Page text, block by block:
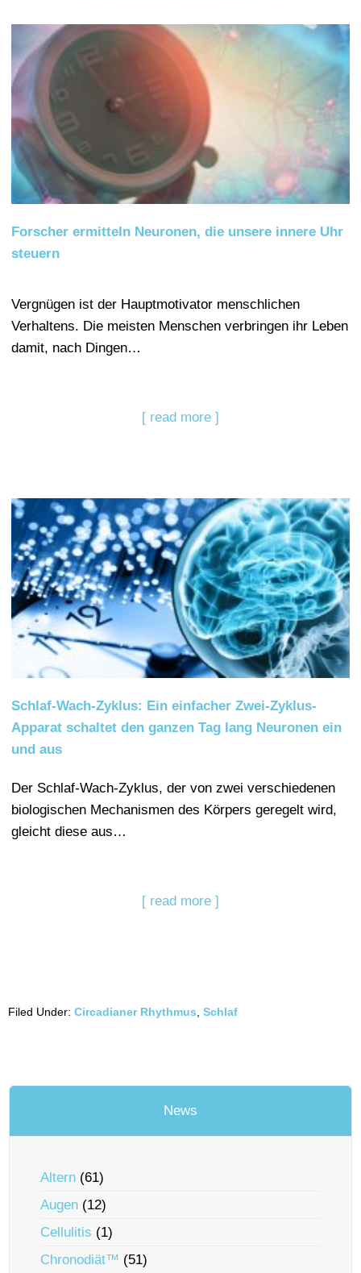
Forscher ermitteln Neuronen, die unsere innere Uhr
steuern
Vergnügen ist der Hauptmotivator menschlichen
Verhaltens. Die meisten Menschen verbringen ihr Leben
damit, nach Dingen…
[ read more ]
Schlaf-Wach-Zyklus: Ein einfacher Zwei-Zyklus-
Apparat schaltet den ganzen Tag lang Neuronen ein
und aus
Der Schlaf-Wach-Zyklus, der von zwei verschiedenen
biologischen Mechanismen des Körpers geregelt wird,
gleicht diese aus…
[ read more ]
Filed Under: Circadianer Rhythmus Schlaf
News
Altern (61)
Augen (12)
Cellulitis (1)
Chronodiät™ (51)